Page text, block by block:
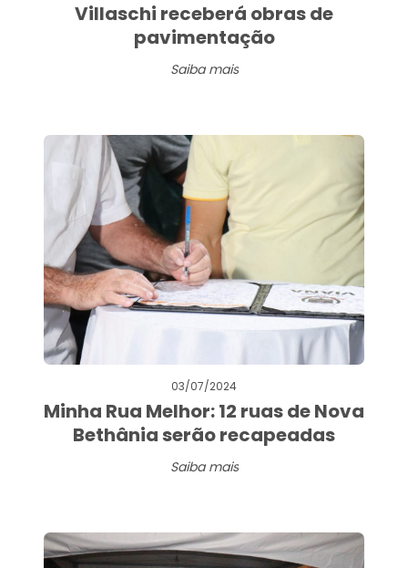
Villaschi receberá obras de
pavimentação
Saiba mais
03/07/2024
Minha Rua Melhor: 12 ruas de Nova
Bethânia serão recapeadas
Saiba mais